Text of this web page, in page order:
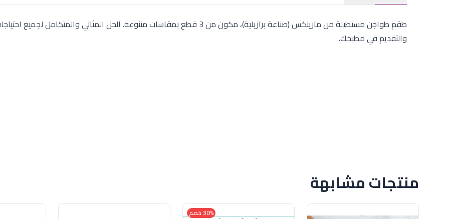
طقم طواجن مستطيلة من مارينكس (صناعة برازيلية)، مكون من 3 قطع بمقاسات متنوعة. الحل المثالي والمتكامل
والتقديم في مطبخك.
منتجات مشابهة
30% خصم